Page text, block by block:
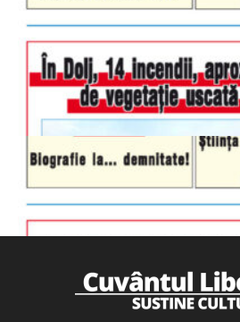
luni-vineri
duminică